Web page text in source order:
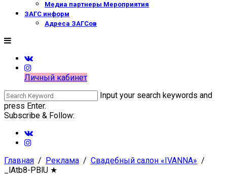
Медиа партнеры Мероприятия
ЗАГС информ
Адреса ЗАГСов
Личный кабинет
Input your search keywords and
press Enter.
Subscribe & Follow:
Главная Реклама
Свадебный салон «IVANNA»
_lAtb8-PBlU ★